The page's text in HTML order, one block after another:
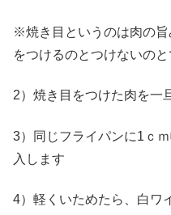
※焼き目というのは肉の旨
をつけるのとつけないの
2）焼き目をつけた肉を一
3）同じフライパンに1ｃ
入します
4）軽くいためたら、白ワ